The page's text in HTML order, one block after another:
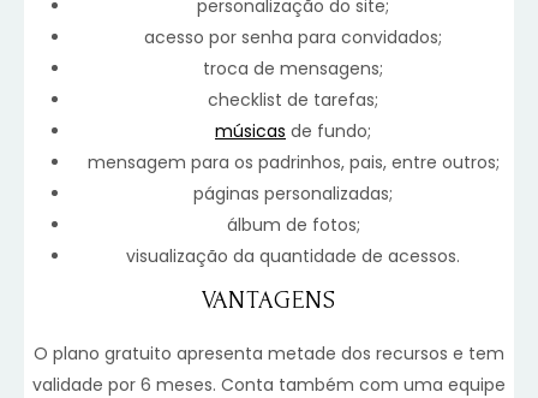
personalização do site;
acesso por senha para convidados;
troca de mensagens;
checklist de tarefas;
músicas de fundo;
mensagem para os padrinhos, pais, entre outros;
páginas personalizadas;
álbum de fotos;
visualização da quantidade de acessos.
VANTAGENS
O plano gratuito apresenta metade dos recursos e tem
validade por 6 meses. Conta também com uma equipe